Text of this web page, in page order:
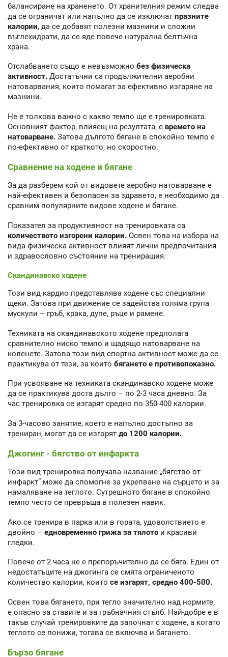
балансиране на храненето. От хранителния режим следва
да се ограничат или напълно да се изключат празните
калории, да се добавят полезни мазнини и сложни
въглехидрати, да се яде повече натурална белтъчна
храна.
Отслабването също е невъзможно без физическа
активност. Достатъчни са продължителни аеробни
натоварвания, които помагат за ефективно изгаряне на
мазнини.
Не е толкова важно с какво темпо ще е тренировката.
Основният фактор, влияещ на резултата, е времето на
натоварване. Затова дългото бягане в спокойно темпо е
по-ефективно от краткото, но скоростно.
Сравнение на ходене и бягане
За да разберем кой от видовете аеробно натоварване е
най-ефективен и безопасен за здравето, е необходимо да
сравним популярните видове ходене и бягане.
Показател за продуктивност на тренировката са
количеството изгорени калории. Освен това на избора на
вида физическа активност влияят лични предпочитания
и здравословно състояние на трениращия.
Скандинавско ходене
Този вид кардио представлява ходене със специални
щеки. Затова при движение се задейства голяма група
мускули – гръб, крака, дупе, ръце и рамене.
Техниката на скандинавското ходене предполага
сравнително ниско темпо и щадящо натоварване на
коленете. Затова този вид спортна активност може да се
практикува от тези, за които бягането е противопоказно.
При усвояване на техниката скандинавско ходене може
да се практикува доста дълго – по 2-3 часа дневно. За
час тренировка се изгарят средно по 350-400 калории.
За 3-часово занятие, което е напълно достъпно за
трениран, могат да се изгорят до 1200 калории.
Джогинг - бягство от инфаркта
Този вид тренировка получава название „бягство от
инфаркт” може да спомогне за укрепване на сърцето и за
намаляване на теглото. Сутрешното бягане в спокойно
темпо често се превръща в полезен навик.
Ако се тренира в парка или в гората, удоволствието е
двойно – едновременно грижа за тялото и красиви
гледки.
Повече от 2 часа не е препоръчително да се бяга. Един от
недостатъците на джогинга се смята ограниченото
количество калории, които се изгарят, средно 400-500.
Освен това бягането, при тегло значително над нормите,
е опасно за ставите и за гръбначния стълб. Най-добре е в
такъв случай тренировките да започнат с ходене, а когато
теглото се понижи, тогава се включва и бягането.
Бързо бягане